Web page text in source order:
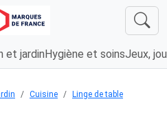
et jardin Hygiène et soinsJeux,
Cuisine
Linge de table